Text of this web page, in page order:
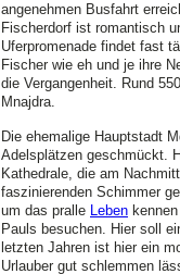
angenehmen Busfahrt
Fischerdorf ist romantisch
Uferpromenade findet fast
Fischer wie eh und je ihre
die Vergangenheit. Rund
Mnajdra.
Die ehemalige Hauptstadt
Adelsplätzen geschmückt.
Kathedrale, die am
faszinierenden Schimmer
um das pralle Leben
Pauls besuchen. Hier soll
letzten Jahren ist hier ein
Urlauber gut schlemmen